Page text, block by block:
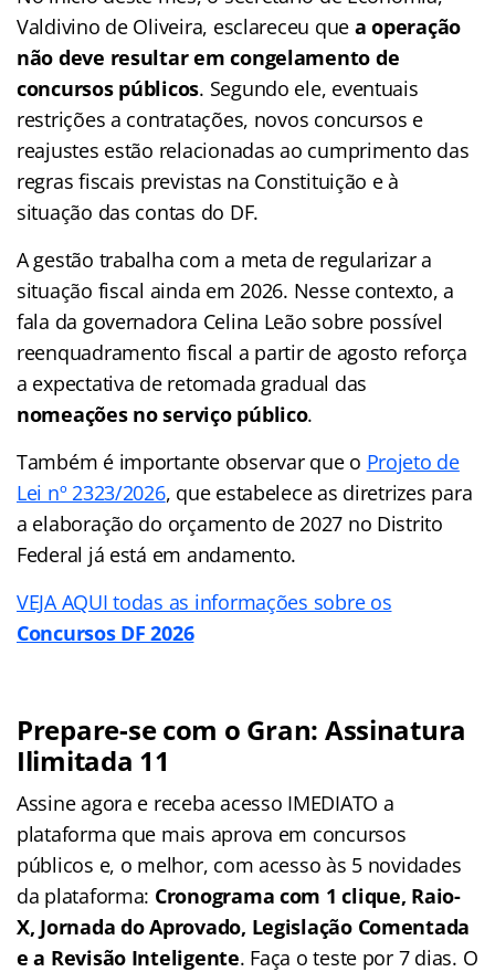
Valdivino de Oliveira, esclareceu que a operação
não deve resultar em congelamento de
concursos públicos. Segundo ele, eventuais
restrições a contratações, novos concursos e
reajustes estão relacionadas ao cumprimento das
regras fiscais previstas na Constituição e à
situação das contas do DF.
A gestão trabalha com a meta de regularizar a
situação fiscal ainda em 2026. Nesse contexto, a
fala da governadora Celina Leão sobre possível
reenquadramento fiscal a partir de agosto reforça
a expectativa de retomada gradual das
nomeações no serviço público.
Também é importante observar que o Projeto de
Lei nº 2323/2026, que estabelece as diretrizes para
a elaboração do orçamento de 2027 no Distrito
Federal já está em andamento.
VEJA AQUI todas as informações sobre os
Concursos DF 2026
Prepare-se com o Gran: Assinatura
Ilimitada 11
Assine agora e receba acesso IMEDIATO a
plataforma que mais aprova em concursos
públicos e, o melhor, com acesso às 5 novidades
da plataforma: Cronograma com 1 clique, Raio-
X, Jornada do Aprovado, Legislação Comentada
e a Revisão Inteligente. Faça o teste por 7 dias. O